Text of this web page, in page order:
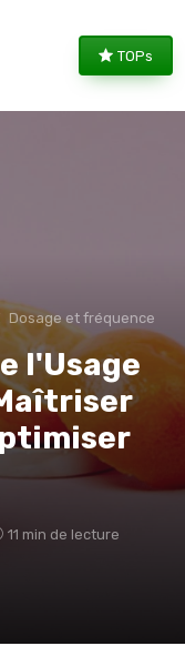
TOPs
Dosage et fréquence
l'Usage
11 min de lecture